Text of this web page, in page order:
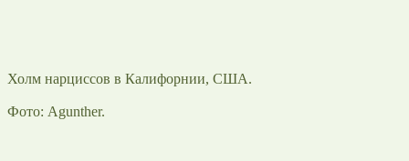
Холм нарциссов в Калифорнии, США.
Фото: Agunther.